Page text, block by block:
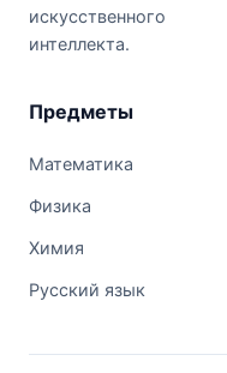
искусственного
интеллекта.
Предметы
Математика
Физика
Химия
Русский язык